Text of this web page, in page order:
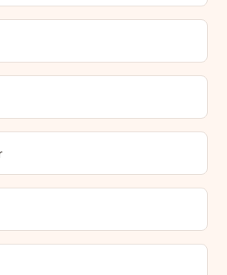
og
en bestemt leveringsdato.
og hvornår modtager jeg min
gavens produktside. Du kan stole på,
din gave på denne dag.
kan jeg vælge?
muligt at vælge en
gave, du vil bestille, sendes enten som
levering. Vil du gerne vide
sendes på? Kontakt venligst vores